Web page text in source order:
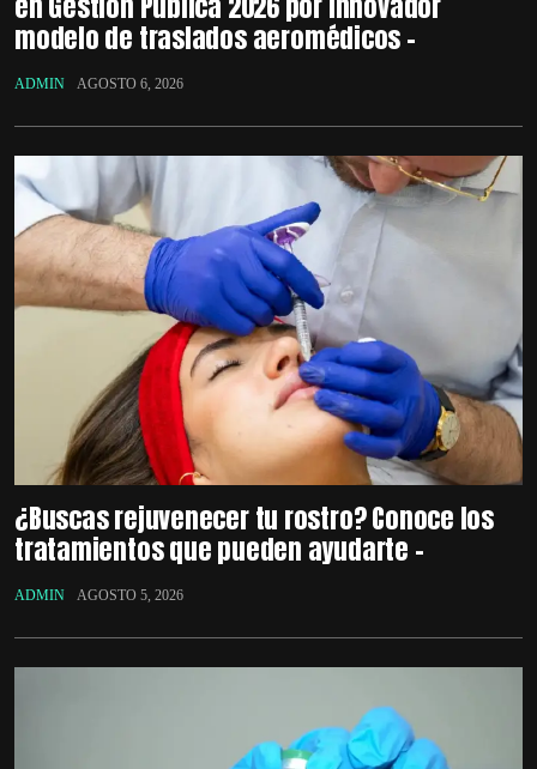
modelo de traslados aeromédicos –
ADMIN AGOSTO 6, 2026
¿Buscas rejuvenecer tu rostro? Conoce los
tratamientos que pueden ayudarte –
ADMIN AGOSTO 5, 2026